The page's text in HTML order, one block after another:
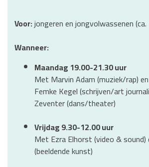
Voor:jongeren en jongvolwassenen
Wanneer:
Maandag 19.00-21.30 uur
Met Marvin Adam (muziek/rap)
Femke Kegel (schrijven/art
Zeventer (dans/theater)
Vrijdag 9.30-12.00 uur
Met Ezra Elhorst (video &
(beeldende kunst)